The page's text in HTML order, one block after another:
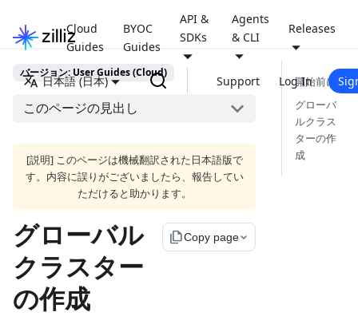
Cloud
Guides
BYOC
Guides
API &
SDKs
Agents
& CLI
Releases
日本語 (日本) Support Log In
バージョン: User Guides (Cloud)
このページの見出し
[説明] このページは機械翻訳された日本語版で
す。内容に誤りがございましたら、報告してい
ただけると助かります。
グローバル
クラスター
の作成
file_copyCopy page
開始前に
グローバ
ルクラス
ターの作
成